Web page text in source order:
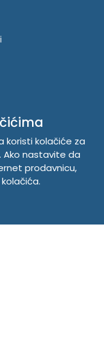
koristi kolačiće za
Ako nastavite da
prodavnicu,